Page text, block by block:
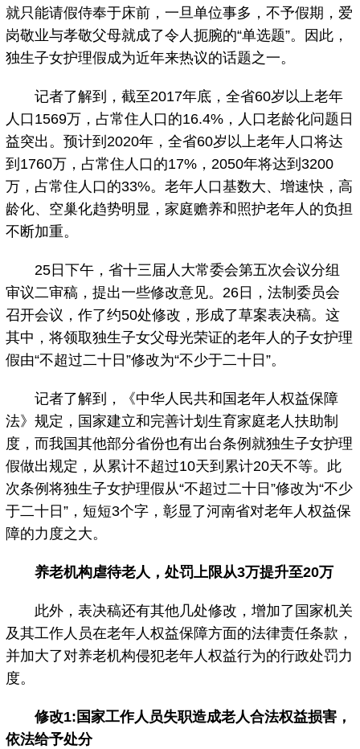
就只能请假侍奉于床前，一旦单位事多，不予假期，爱
岗敬业与孝敬父母就成了令人扼腕的“单选题”。因此，
独生子女护理假成为近年来热议的话题之一。
记者了解到，截至2017年底，全省60岁以上老年
人口1569万，占常住人口的16.4%，人口老龄化问题日
益突出。预计到2020年，全省60岁以上老年人口将达
到1760万，占常住人口的17%，2050年将达到3200
万，占常住人口的33%。老年人口基数大、增速快，高
龄化、空巢化趋势明显，家庭赡养和照护老年人的负担
不断加重。
25日下午，省十三届人大常委会第五次会议分组
审议二审稿，提出一些修改意见。26日，法制委员会
召开会议，作了约50处修改，形成了草案表决稿。这
其中，将领取独生子女父母光荣证的老年人的子女护理
假由“不超过二十日”修改为“不少于二十日”。
记者了解到，《中华人民共和国老年人权益保障
法》规定，国家建立和完善计划生育家庭老人扶助制
度，而我国其他部分省份也有出台条例就独生子女护理
假做出规定，从累计不超过10天到累计20天不等。此
次条例将独生子女护理假从“不超过二十日”修改为“不少
于二十日”，短短3个字，彰显了河南省对老年人权益保
障的力度之大。
养老机构虐待老人，处罚上限从3万提升至20万
此外，表决稿还有其他几处修改，增加了国家机关
及其工作人员在老年人权益保障方面的法律责任条款，
并加大了对养老机构侵犯老年人权益行为的行政处罚力
度。
修改1:国家工作人员失职造成老人合法权益损害，
依法给予处分